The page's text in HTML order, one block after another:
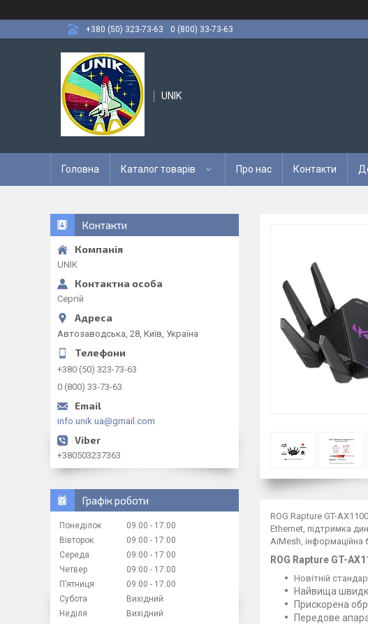
+380 (50) 323-73-63
0 (800) 33-73-63
UNIK
Головна Каталог товарів Про нас Контакти
ROG Rapture GT-
Ethernet, підтримка
AiMesh, інформаційна
ROG Rapture GT-
Новітній
Найвища
Прискорена
Передове
Контакти
UNIK
Сергій
Автозаводська, 28, Київ, Україна
+380 (50) 323-73-63
0 (800) 33-73-63
info.unik.ua@gmail.com
+380503237363
Графік роботи
Понеділок 09:00
17:00
Вівторок
09:00
17:00
Середа
09:00
17:00
Четвер
09:00
17:00
Пʼятниця
09:00
17:00
Субота
Вихідний
Неділя
Вихідний